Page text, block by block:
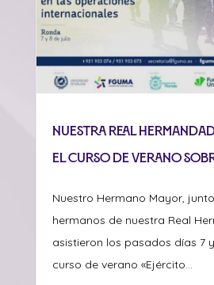
Nuestra Real
el curso de verano
Nuestro Hermano Mayor,
hermanos de nuestra Real
asistieron los pasados días 7
curso de verano «Ejército...